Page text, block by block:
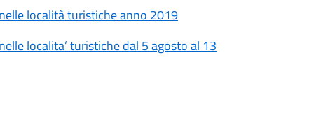
località turistiche anno 2019
localita’ turistiche dal 5 agosto al 13